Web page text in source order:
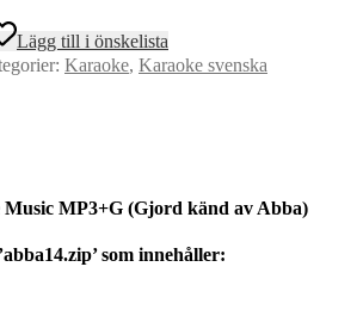
Lägg till i önskelista
Karaoke, Karaoke svenska
MP3+G (Gjord känd av Abba)
som innehåller: